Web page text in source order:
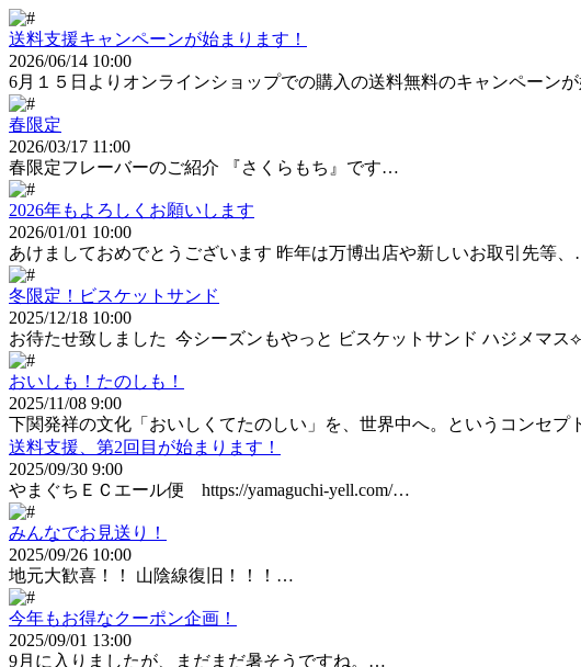
送料支援キャンペーンが始まります！
2026/06/14 10:00
6月１５日よりオンラインショップでの購入の送料無料のキャンペーン
春限定
2026/03/17 11:00
春限定フレーバーのご紹介 『さくらもち』です…
2026年もよろしくお願いします
2026/01/01 10:00
あけましておめでとうございます 昨年は万博出店や新しいお取引先等
冬限定！ビスケットサンド
2025/12/18 10:00
お待たせ致しました ⁡ 今シーズンもやっと ビスケットサンド ハジメマス
おいしも！たのしも！
2025/11/08 9:00
下関発祥の文化「おいしくてたのしい」を、世界中へ。というコンセプ
送料支援、第2回目が始まります！
2025/09/30 9:00
やまぐちＥＣエール便 https://yamaguchi-yell.com/…
みんなでお見送り！
2025/09/26 10:00
地元大歓喜！！ 山陰線復旧！！！…
今年もお得なクーポン企画！
2025/09/01 13:00
9月に入りましたが、まだまだ暑そうですね。…